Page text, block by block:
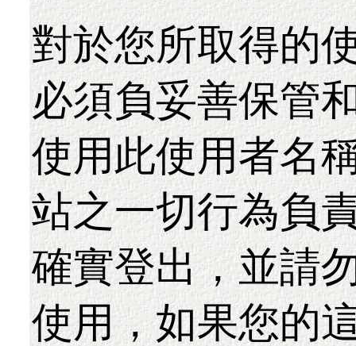
對於您所取得的
必須負妥善保管
使用此使用者名
站之一切行為負
確實登出，並請
使用，如果您的